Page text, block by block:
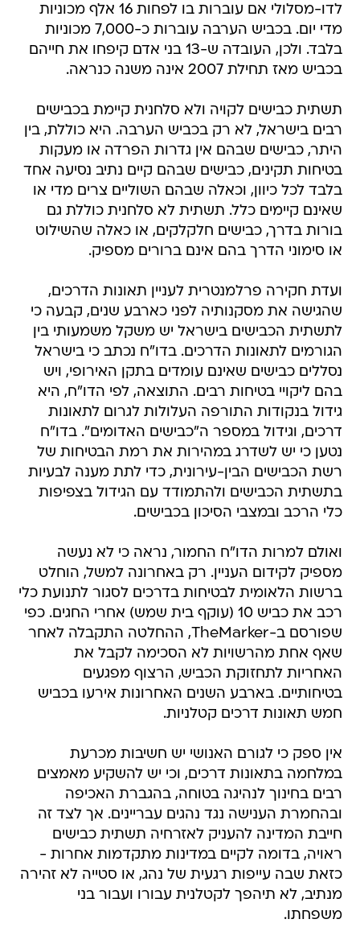
לדו-מסלולי אם עוברות בו לפחות 16 אלף מכוניות
מדי יום. בכביש הערבה עוברות כ-7,000 מכוניות
בלבד. ולכן, העובדה ש-13 בני אדם קיפחו את חייהם
בכביש מאז תחילת 2007 אינה משנה כנראה.
תשתית כבישים לקויה ולא סלחנית קיימת בכבישים
רבים בישראל, לא רק בכביש הערבה. היא כוללת, בין
היתר, כבישים שבהם אין גדרות הפרדה או מעקות
בטיחות תקינים, כבישים שבהם קיים נתיב נסיעה אחד
בלבד לכל כיוון, וכאלה שבהם השוליים צרים מדי או
שאינם קיימים כלל. תשתית לא סלחנית כוללת גם
בורות בדרך, כבישים חלקלקים, או כאלה שהשילוט
או סימוני הדרך בהם אינם ברורים מספיק.
ועדת חקירה פרלמנטרית לעניין תאונות הדרכים,
שהגישה את מסקנותיה לפני כארבע שנים, קבעה כי
לתשתית הכבישים בישראל יש משקל משמעותי בין
הגורמים לתאונות הדרכים. בדו"ח נכתב כי בישראל
נסללים כבישים שאינם עומדים בתקן האירופי, ויש
בהם ליקויי בטיחות רבים. התוצאה, לפי הדו"ח, היא
גידול בנקודות התורפה העלולות לגרום לתאונות
דרכים, וגידול במספר ה"כבישים האדומים". בדו"ח
נטען כי יש לשדרג במהירות את רמת הבטיחות של
רשת הכבישים הבין-עירונית, כדי לתת מענה לבעיות
בתשתית הכבישים ולהתמודד עם הגידול בצפיפות
כלי הרכב ובמצבי הסיכון בכבישים.
ואולם למרות הדו"ח החמור, נראה כי לא נעשה
מספיק לקידום העניין. רק באחרונה למשל, הוחלט
ברשות הלאומית לבטיחות בדרכים לסגור לתנועת כלי
רכב את כביש 10 (עוקף בית שמש) אחרי החגים. כפי
שפורסם ב-TheMarker, ההחלטה התקבלה לאחר
שאף אחת מהרשויות לא הסכימה לקבל את
האחריות לתחזוקת הכביש, הרצוף מפגעים
בטיחותיים. בארבע השנים האחרונות אירעו בכביש
חמש תאונות דרכים קטלניות.
אין ספק כי לגורם האנושי יש חשיבות מכרעת
במלחמה בתאונות דרכים, וכי יש להשקיע מאמצים
רבים בחינוך לנהיגה בטוחה, בהגברת האכיפה
ובהחמרת הענישה נגד נהגים עבריינים. אך לצד זה
חייבת המדינה להעניק לאזרחיה תשתית כבישים
ראויה, בדומה לקיים במדינות מתקדמות אחרות -
כזאת שבה עייפות רגעית של נהג, או סטייה לא זהירה
מנתיב, לא תיהפך לקטלנית עבורו ועבור בני
משפחתו.